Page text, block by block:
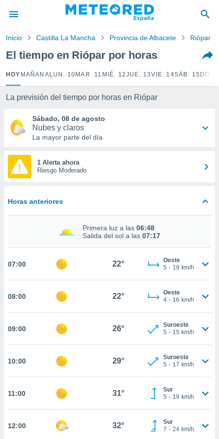
por
para
que se
calidad.
a este
y
digital
basada
a la
todas
nuestros
análisis
así como
en
CONFIGURACIÓN
Inicio Castilla La Mancha Provincia de Albacete Riópar
El tiempo en Riópar por horas
HOY MAÑANA LUN. 10 MAR. 11 MIÉ. 12JUE. 13VIE. 14SÁB. 15
La previsión del tiempo por horas en Riópar
Sábado, 08 de agosto
Nubes y claros
La mayor parte del día
1 Alerta ahora
Riesgo Moderado
Horas anteriores
Primera luz a las 06:48
Salida del sol a las 07:17
07:00 22°
Oeste
5 - 19 km/h
08:00 22°
Oeste
4 - 16 km/h
09:00 26°
Suroeste
5 - 15 km/h
10:00 29°
Suroeste
5 - 17 km/h
11:00 31°
Sur
5 - 19 km/h
12:00 32°
Sur
7 - 24 km/h